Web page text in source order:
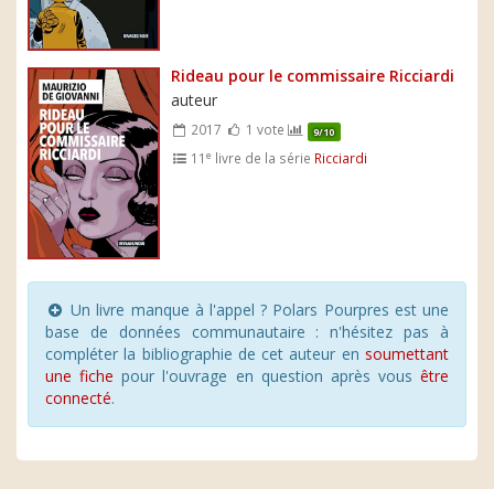
Rideau pour le commissaire Ricciardi
auteur
2017 1 vote 9/10
11e livre de la série Ricciardi
Un livre manque à l'appel ? Polars Pourpres est une
base de données communautaire : n'hésitez pas à
compléter la bibliographie de cet auteur en soumettant
une fiche pour l'ouvrage en question après vous être
connecté.